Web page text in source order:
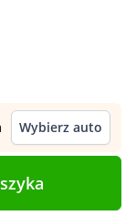
Wybierz auto